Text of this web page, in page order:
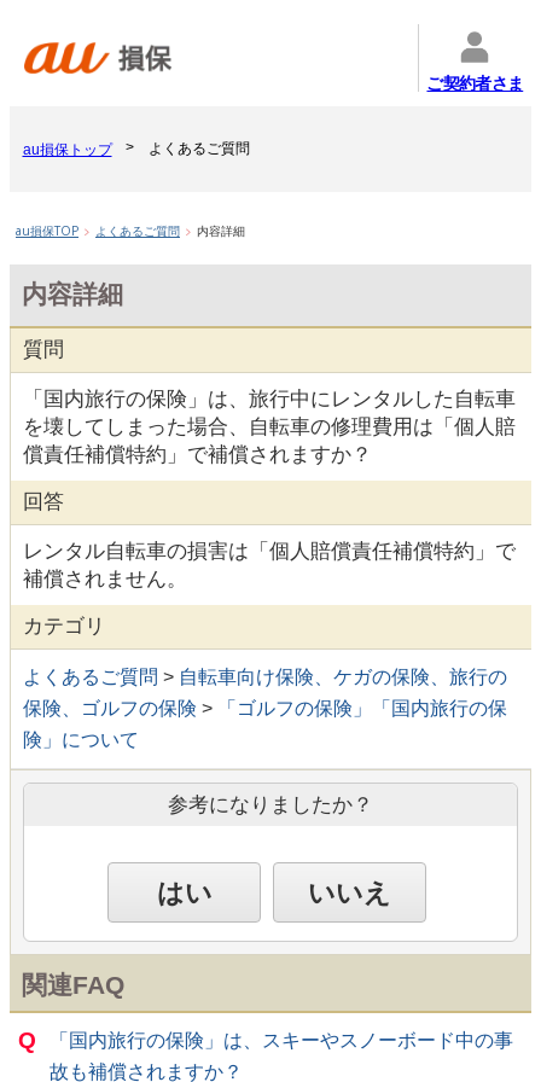
ご契約者さま
au損保トップ よくあるご質問
au損保TOP よくあるご質問 内容詳細
内容詳細
質問
「国内旅行の保険」は、旅行中にレンタルした自転車
を壊してしまった場合、自転車の修理費用は「個人賠
償責任補償特約」で補償されますか？
回答
レンタル自転車の損害は「個人賠償責任補償特約」で
補償されません。
カテゴリ
よくあるご質問 > 自転車向け保険、ケガの保険、旅行の
保険、ゴルフの保険 >
「ゴルフの保険」「国内旅行の保
険」について
参考になりましたか？
はい いいえ
関連FAQ
Q
「国内旅行の保険」は、スキーやスノーボード中の事
故も補償されますか？